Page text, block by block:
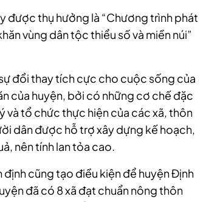
được thụ hưởng là “Chương trình phát
vùng dân tộc thiểu số và miền núi”
đổi thay tích cực cho cuộc sống của
của huyện, bởi có những cơ chế đặc
và tổ chức thực hiện của các xã, thôn
dân được hỗ trợ xây dựng kế hoạch,
nên tính lan tỏa cao.
cũng tạo điều kiện để huyện Định
đã có 8 xã đạt chuẩn nông thôn